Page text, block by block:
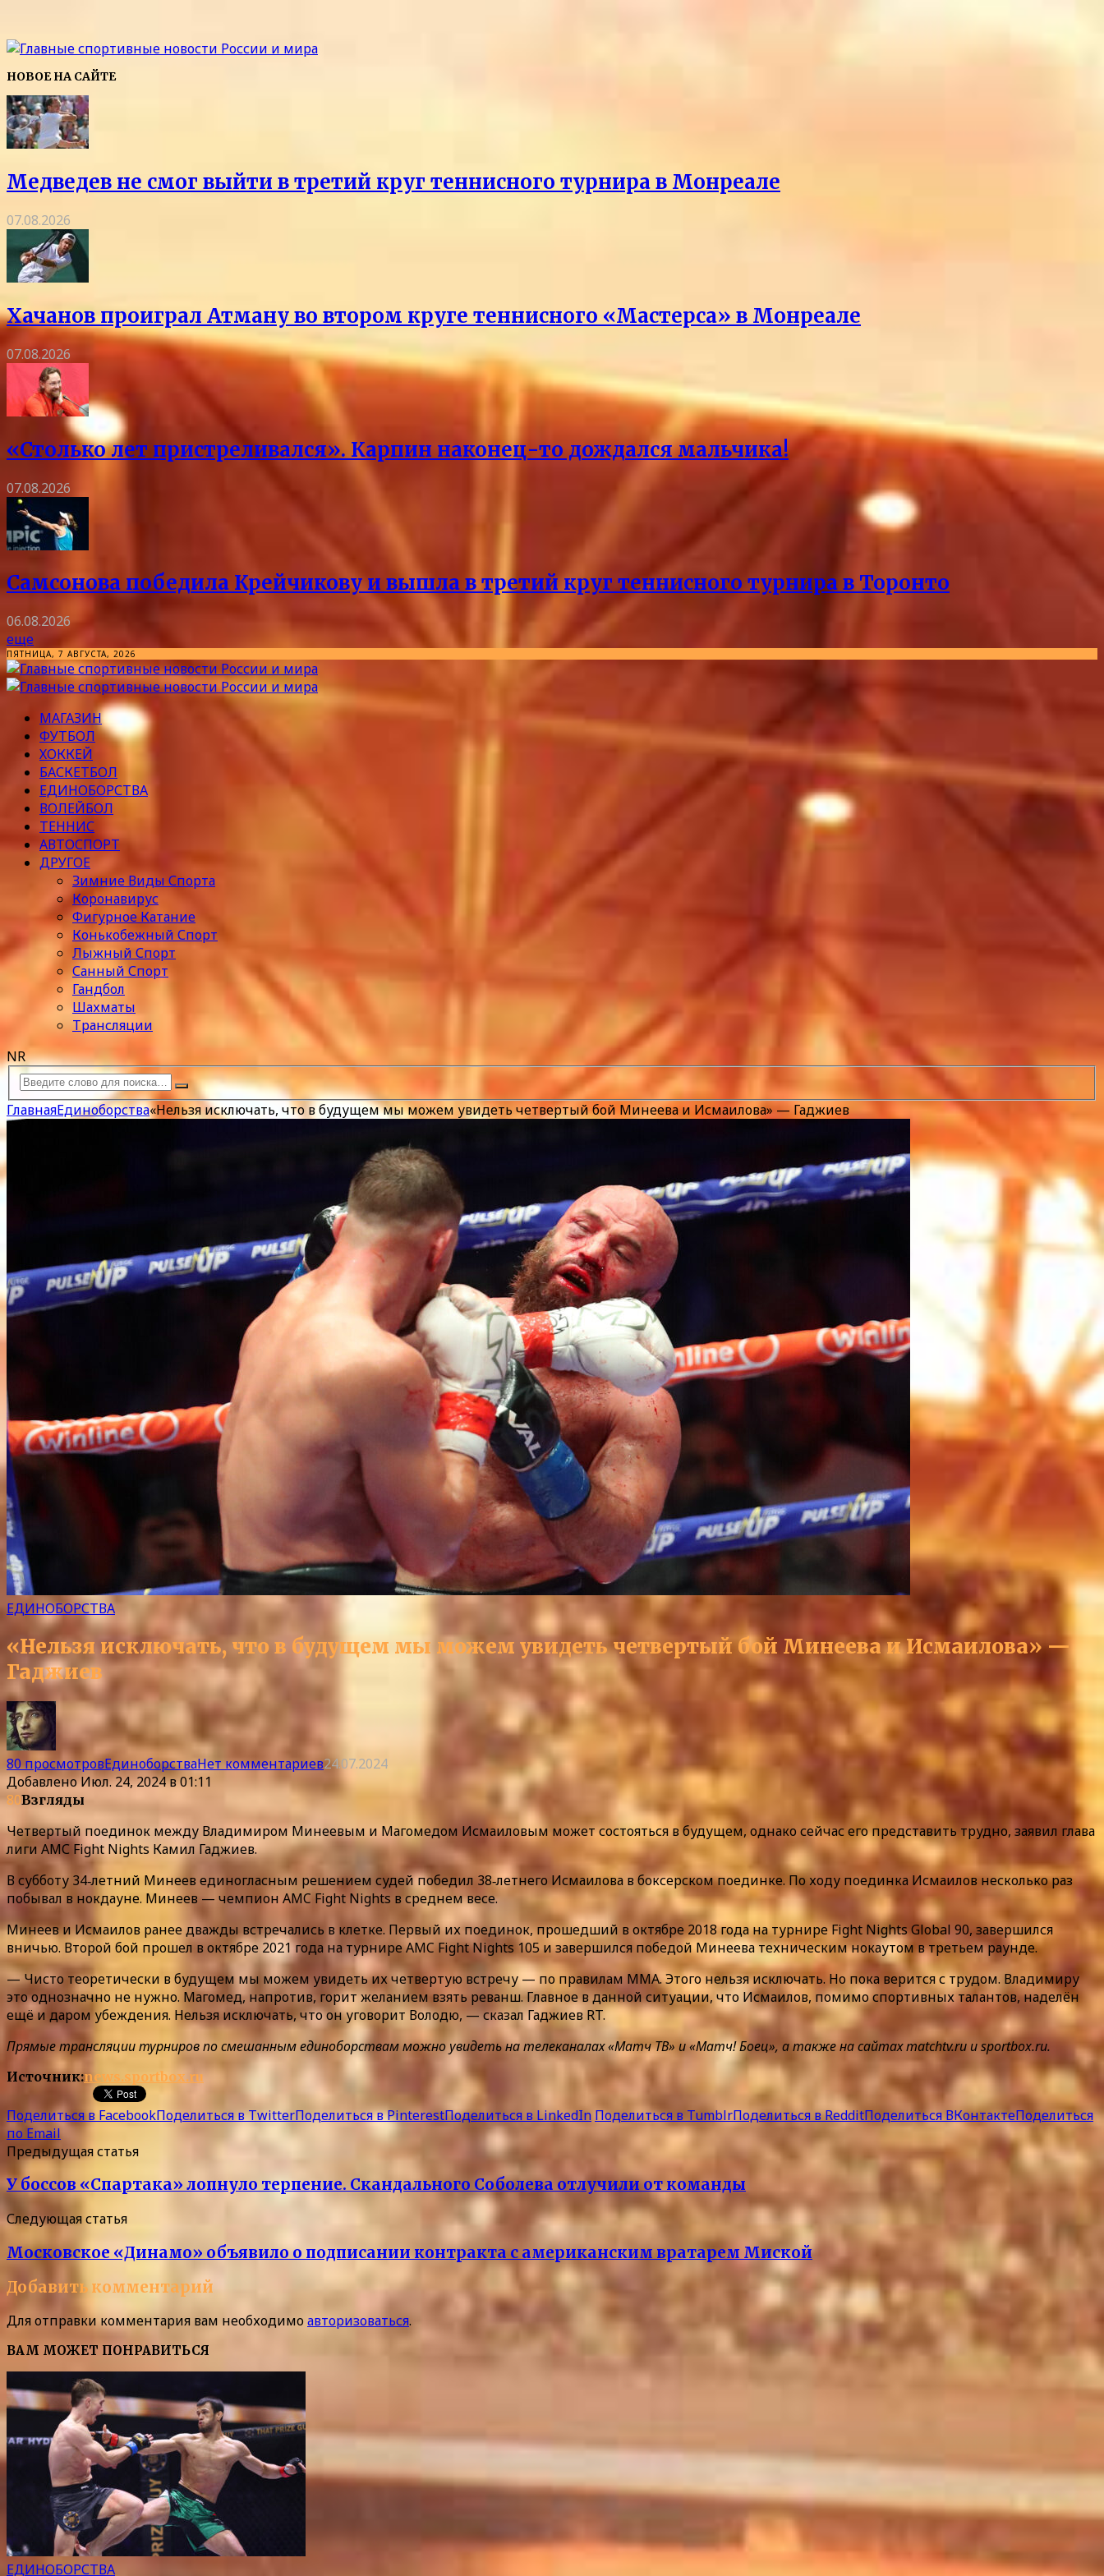
НОВОЕ НА САЙТЕ
Медведев не смог выйти в третий круг теннисного турнира в Монреале
07.08.2026
Хачанов проиграл Атману во втором круге теннисного «Мастерса» в Монреале
07.08.2026
«Столько лет пристреливался». Карпин наконец-то дождался мальчика!
07.08.2026
Самсонова победила Крейчикову и вышла в третий круг теннисного турнира в Торонто
06.08.2026
еще
ПЯТНИЦА, 7 АВГУСТА, 2026
МАГАЗИН
ФУТБОЛ
ХОККЕЙ
БАСКЕТБОЛ
ЕДИНОБОРСТВА
ВОЛЕЙБОЛ
ТЕННИС
АВТОСПОРТ
ДРУГОЕ
Зимние Виды Спорта
Коронавирус
Фигурное Катание
Конькобежный Спорт
Лыжный Спорт
Санный Спорт
Гандбол
Шахматы
Трансляции
NR
ГлавнаяЕдиноборства«Нельзя исключать, что в будущем мы можем увидеть четвертый бой Минеева и Исмаилова» — Гаджиев
ЕДИНОБОРСТВА
«Нельзя исключать, что в будущем мы можем увидеть четвертый бой Минеева и Исмаилова» —
Гаджиев
80 просмотровЕдиноборстваНет комментариев24.07.2024
ДобавленоИюл. 24, 2024 в 01:11
80Взгляды
Четвертый поединок между Владимиром Минеевым и Магомедом Исмаиловым может состояться в будущем, однако сейчас его представить трудно, заявил глава
лиги АМС Fight Nights Камил Гаджиев.
В субботу 34‑летний Минеев единогласным решением судей победил 38‑летнего Исмаилова в боксерском поединке. По ходу поединка Исмаилов несколько раз
побывал в нокдауне. Минеев — чемпион AMC Fight Nights в среднем весе.
Минеев и Исмаилов ранее дважды встречались в клетке. Первый их поединок, прошедший в октябре 2018 года на турнире Fight Nights Global 90, завершился
вничью. Второй бой прошел в октябре 2021 года на турнире AMC Fight Nights 105 и завершился победой Минеева техническим нокаутом в третьем раунде.
— Чисто теоретически в будущем мы можем увидеть их четвертую встречу — по правилам ММА. Этого нельзя исключать. Но пока верится с трудом. Владимиру
это однозначно не нужно. Магомед, напротив, горит желанием взять реванш. Главное в данной ситуации, что Исмаилов, помимо спортивных талантов, наделён
ещё и даром убеждения. Нельзя исключать, что он уговорит Володю, — сказал Гаджиев RT.
Прямые трансляции турниров по смешанным единоборствам можно увидеть на телеканалах «Матч ТВ» и «Матч! Боец», а также на сайтах matchtv.ru и sportbox.ru.
Источник:news.sportbox.ru
Поделиться в FacebookПоделиться в TwitterПоделиться в PinterestПоделиться в LinkedIn Поделиться в TumblrПоделиться в RedditПоделиться ВКонтактеПоделиться
по Email
Предыдущая статья
У боссов «Спартака» лопнуло терпение. Скандального Соболева отлучили от команды
Следующая статья
Московское «Динамо» объявило о подписании контракта с американским вратарем Миской
Добавить комментарий
Для отправки комментария вам необходимоавторизоваться.
ВАМ МОЖЕТ ПОНРАВИТЬСЯ
ЕДИНОБОРСТВА